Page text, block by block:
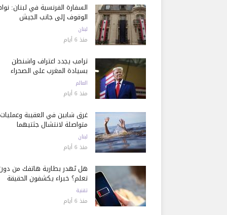
السفارة الفرنسية في لبنان:
الوقوف إلى جانب الجيش
لبنان
منذ 6 أيام
ترامب يجدد اعتراف واشنطن
بسيادة المغرب على الصحراء
العالم
منذ 6 أيام
غرق شابين في العقيبة وعمليات
متواصلة لانتشال جثتيهما
لبنان
منذ 6 أيام
هل تُهدر بطارية هاتفك من
تعلم؟ خبراء يكشفون الحقيقة
تقنية
منذ 6 أيام